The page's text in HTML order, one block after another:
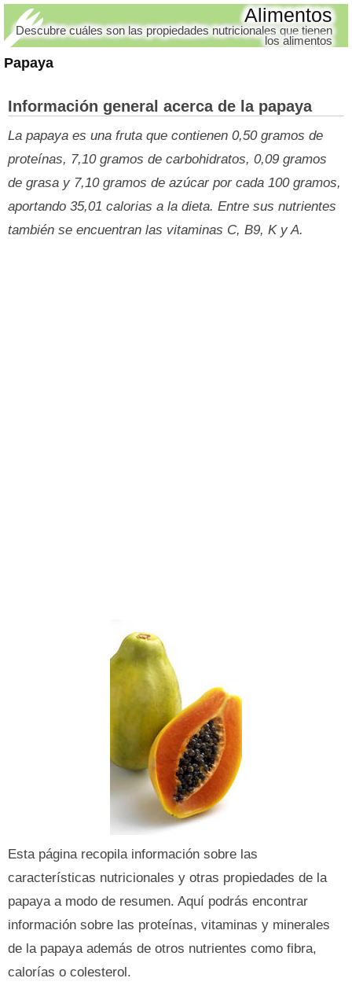
Papaya
Alimentos
Descubre cuáles son las propiedades nutricionales que tienen
los alimentos
Información general acerca de la papaya
La papaya es una fruta que contienen 0,50 gramos de
proteínas, 7,10 gramos de carbohidratos, 0,09 gramos
de grasa y 7,10 gramos de azúcar por cada 100 gramos,
aportando 35,01 calorias a la dieta. Entre sus nutrientes
también se encuentran las vitaminas C, B9, K y A.
Esta página recopila información sobre las
características nutricionales y otras propiedades de la
papaya a modo de resumen. Aquí podrás encontrar
información sobre las proteínas, vitaminas y minerales
de la papaya además de otros nutrientes como fibra,
calorías o colesterol.